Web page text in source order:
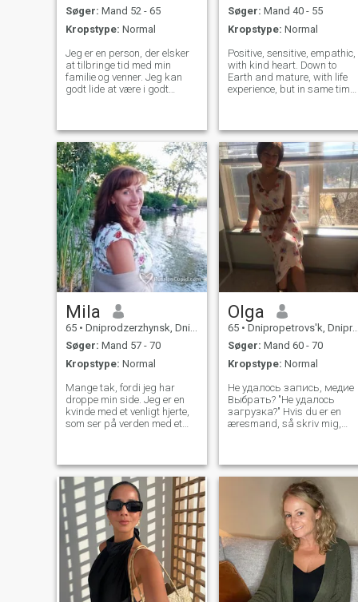
Søger: Mand 52 - 65
Kropstype: Normal
Jeg er en person, der elsker
at tilbringe tid med min
familie og venner. Jeg kan
godt lide at være i godt
livserfaring. Jeg har intet
problem med sans for humor
og ærlighed, og jeg venter på
det samme fra folk omkring
mig. Jeg ved godt, hvad jeg
vil og med hvem i wanna be.
Jeg er en kvinde med
traditionelle familieværdier.
Søger: Mand 40 - 55
Kropstype: Normal
Positive, sensitive, empathic,
with kind heart. Down to
Earth and mature, with life
experience, but in same time
serious when life turns to be
not easy. Ready to meet my
Mila
65 • Dniprodzerzhynsk, Dnipropetrovs'k, Ukraine
Søger: Mand 57 - 70
Kropstype: Normal
Mange tak, fordi jeg har
droppe min side. Jeg er en
kvinde med et venligt hjerte,
som ser på verden med et
personlighed gjorde det nemt
for mig at tale om noget med
en mand, at acceptere en ny
kultur og livet for mennesket
og hans synspunkt.
Olga
65 • Dnipropetrovs'k, Dnipropetrovs'k, Ukraine
Søger: Mand 60 - 70
Kropstype: Normal
Не удалось запись, медие
Выбрать? "Не удалось
загрузка?" Hvis du er en
æresmand, så skriv mig,
samme måde, og vi vil ikke
være bange for at leve og
blive ældre. Jeg har brug for
jeres styrke, beskyttelse, råd
og visdom. Vi vil opbygge
vores lykke sammen. Jeg
kunne være en svag kvinde i
nærheden af dig. . . . . Jeg er
træt af at være stærk. . . Jeg
er ikke god til at tale, jeg føler
og ser. Jeg forsøger at finde